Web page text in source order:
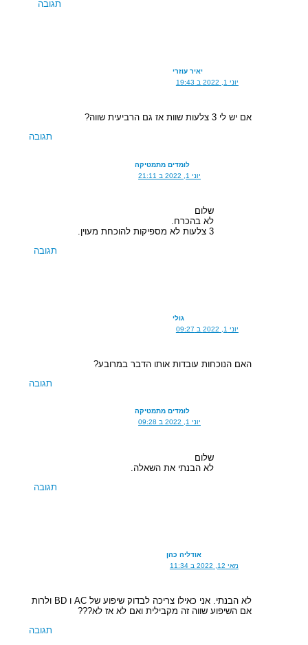
תגובה
יאיר עוזרי
יוני 1, 2022 ב 19:43
אם יש לי 3 צלעות שוות אז גם הרביעית שווה?
תגובה
לומדים מתמטיקה
יוני 1, 2022 ב 21:11
שלום
לא בהכרח.
3 צלעות לא מספיקות להוכחת מעוין.
תגובה
גולי
יוני 1, 2022 ב 09:27
האם הנוכחות עובדות אותו הדבר במרובע?
תגובה
לומדים מתמטיקה
יוני 1, 2022 ב 09:28
שלום
לא הבנתי את השאלה.
תגובה
אודליה כהן
מאי 12, 2022 ב 11:34
לא הבנתי. אני כאילו צריכה לבדוק שיפוע של AC ו BD ולרות
אם השיפוע שווה זה מקבילית ואם לא אז לא???
תגובה